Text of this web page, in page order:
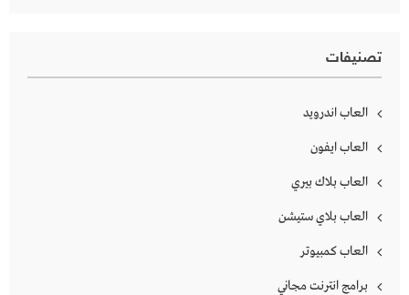
تصنيفات
العاب اندرويد
العاب ايفون
العاب بلاك بيري
العاب بلاي ستيشن
العاب كمبيوتر
برامج انترنت مجاني